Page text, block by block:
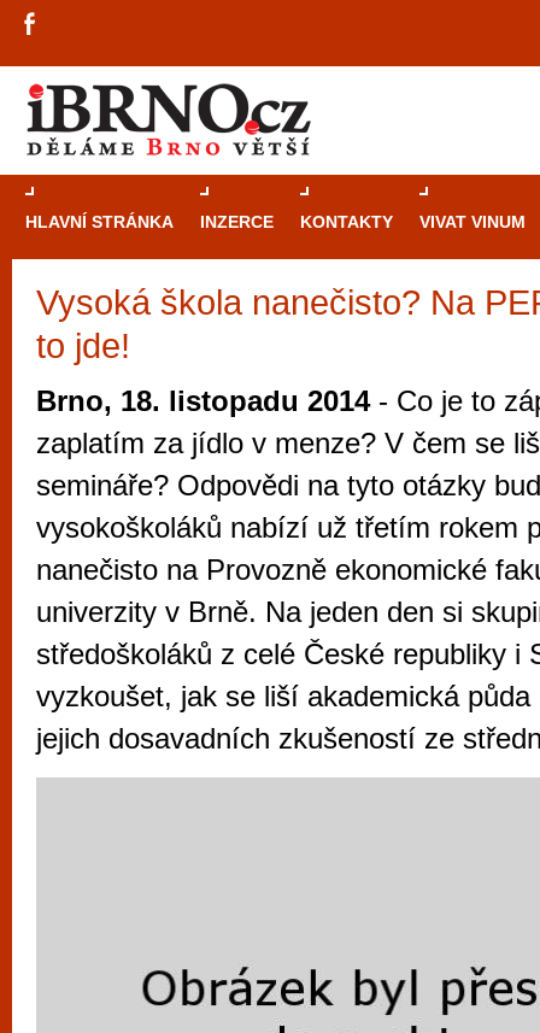
HLAVNÍ STRÁNKA INZERCE KONTAKTY VIVAT VINUM
Vysoká škola nanečisto? Na
to jde!
Brno, 18. listopadu 2014- Co je to
zaplatím za jídlo v menze? V čem se
semináře? Odpovědi na tyto otázky
vysokoškoláků nabízí už třetím rokem
nanečisto na Provozně ekonomické
univerzity v Brně. Na jeden den si
středoškoláků z celé České republiky i
vyzkoušet, jak se liší akademická půda
jejich dosavadních zkušeností ze
Průvodce
Brno je
zajímavé
restaurace,
Mimo jiné je ale také místem, kde si
vyzkoušet různé kasinové hry. V
metropoli naleznete širokou nabídku her
po moderní automaty jak pro pravidelné
příležitostné hráče. V...